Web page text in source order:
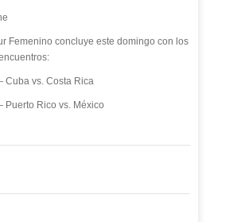
Femenino concluye este domingo con los
Cuba vs. Costa Rica
Puerto Rico vs. México